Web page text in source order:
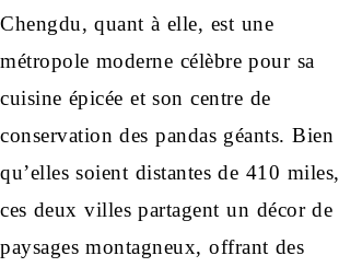
Chengdu, quant à elle, est une
métropole moderne célèbre pour sa
cuisine épicée et son centre de
conservation des pandas géants. Bien
qu’elles soient distantes de 410 miles,
ces deux villes partagent un décor de
paysages montagneux, offrant des